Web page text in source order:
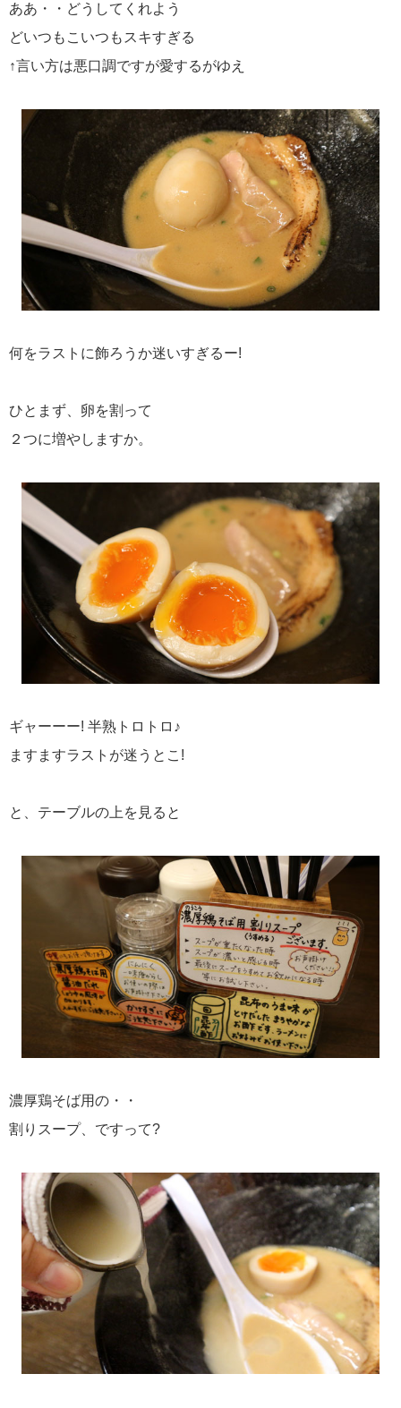
ああ・・どうしてくれよう
どいつもこいつもスキすぎる
↑言い方は悪口調ですが愛するがゆえ
何をラストに飾ろうか迷いすぎるー!
ひとまず、卵を割って
２つに増やしますか。
ギャーーー! 半熟トロトロ♪
ますますラストが迷うとこ!
と、テーブルの上を見ると
濃厚鶏そば用の・・
割りスープ、ですって?